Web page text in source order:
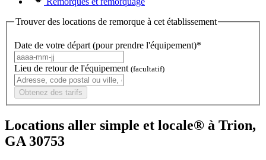
Trouver des locations de remorque à cet établissement
Date de votre départ (pour prendre l'équipement)*
Lieu de retour de l'équipement (facultatif)
Obtenez des tarifs
Locations aller simple et locale® à Trion,
GA 30753